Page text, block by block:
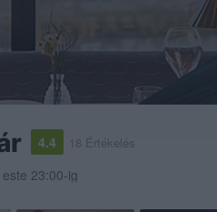
4.4 18 Értékelés
23:00-ig